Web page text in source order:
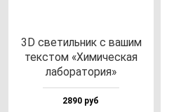
3D све­тиль­ник с ва­шим
тек­стом «Хими­чес­кая
ла­бо­ра­то­рия»
2890 руб